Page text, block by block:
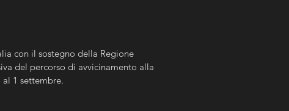
con il sostegno della Regione
del percorso di avvicinamento alla
al 1 settembre.